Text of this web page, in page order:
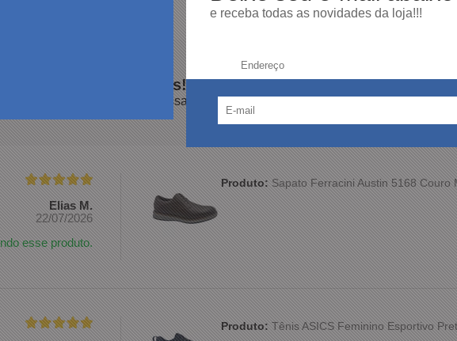
e receba todas as novidades da loja!!!
Endereço:
clientes falam por nós!
de produtos da nossa loja. 100% dos clientes
Elias M.
22/07/2026
esse produto.
Produto:Sapato Ferracini Austin 5168 Couro
Produto:Tênis ASICS Feminino Esportivo